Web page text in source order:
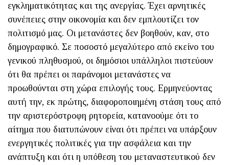
εγκληματικότητας και της ανεργίας. Έχει αρνητικές
συνέπειες στην οικονομία και δεν εμπλουτίζει τον
πολιτισμό μας. Οι μετανάστες δεν βοηθούν, καν, στο
δημογραφικό. Σε ποσοστό μεγαλύτερο από εκείνο του
γενικού πληθυσμού, οι δημόσιοι υπάλληλοι πιστεύουν
ότι θα πρέπει οι παράνομοι μετανάστες να
προωθούνται στη χώρα επιλογής τους. Ερμηνεύοντας
αυτή την, εκ πρώτης, διαφοροποιημένη στάση τους από
την αριστερόστροφη ρητορεία, κατανοούμε ότι το
αίτημα που διατυπώνουν είναι ότι πρέπει να υπάρξουν
ενεργητικές πολιτικές για την ασφάλεια και την
ανάπτυξη και ότι η υπόθεση του μεταναστευτικού δεν